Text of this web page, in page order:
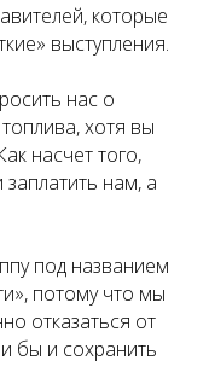
которые
выступления.
нас о
хотя вы
насчет того,
нам, а
под названием
потому что мы
отказаться от
бы и сохранить